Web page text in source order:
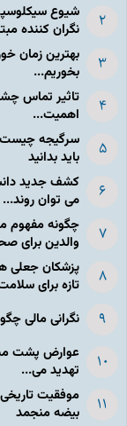
شیوع
نگران کننده
بهترین زمان
بخوریم...
تاثیر تماس
اهمیت...
سرگیجه
باید بدانید
کشف جدید
می توان روند...
چگونه مفهوم
والدین برای
پزشکان جعلی
تازه برای
نگرانی مالی
عوارض پشت
تهدید می...
موفقیت تاریخی
بیضه منجمد